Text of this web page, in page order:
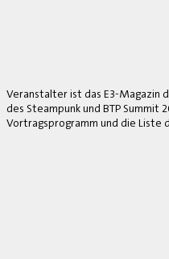
Veranstalter ist das E3-Magazin
des Steampunk und BTP
Vortragsprogramm und die Liste